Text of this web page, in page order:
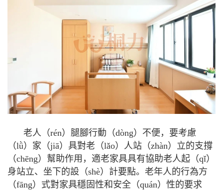
老人（rén）腿腳行動（dòng）不便，要考慮
（lǜ）家（jiā）具對老（lǎo）人站（zhàn）立的支撐
（chēng）幫助作用，適老家具具有協助老人起（qǐ）
身站立、坐下的設（shè）計要點。老年人的行為方
（fāng）式對家具穩固性和安全（quán）性的要求